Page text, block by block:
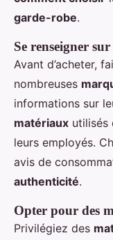
garde-robe.
Se renseigner
Avant d’acheter,
nombreuses
informations sur
matériaux utilisés
leurs employés.
avis de
authenticité.
Opter pour des
Privilégiez des